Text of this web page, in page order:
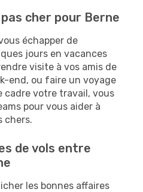
cher pour Berne
échapper de
jours en vacances
visite à vos amis de
end, ou faire un voyage
cadre votre travail, vous
pour vous aider à
chers.
de vols entre
les bonnes affaires